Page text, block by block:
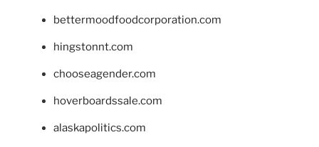
bettermoodfoodcorporation.com
hingstonnt.com
chooseagender.com
hoverboardssale.com
alaskapolitics.com